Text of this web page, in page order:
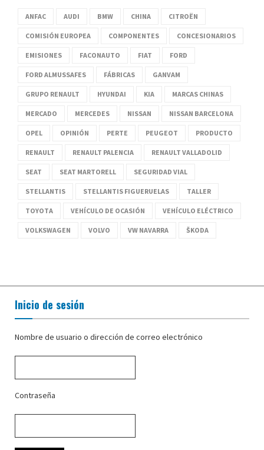
ANFAC AUDI BMW CHINA CITROËN
COMISIÓN EUROPEA COMPONENTES CONCESIONARIOS
EMISIONES FACONAUTO FIAT FORD
FORD ALMUSSAFES FÁBRICAS GANVAM
GRUPO RENAULT HYUNDAI KIA MARCAS CHINAS
MERCADO MERCEDES NISSAN NISSAN BARCELONA
OPEL OPINIÓN PERTE PEUGEOT PRODUCTO
RENAULT RENAULT PALENCIA RENAULT VALLADOLID
SEAT SEAT MARTORELL SEGURIDAD VIAL
STELLANTIS STELLANTIS FIGUERUELAS TALLER
TOYOTA VEHÍCULO DE OCASIÓN VEHÍCULO ELÉCTRICO
VOLKSWAGEN VOLVO VW NAVARRA ŠKODA
Inicio de sesión
Nombre de usuario o dirección de correo electrónico
Contraseña